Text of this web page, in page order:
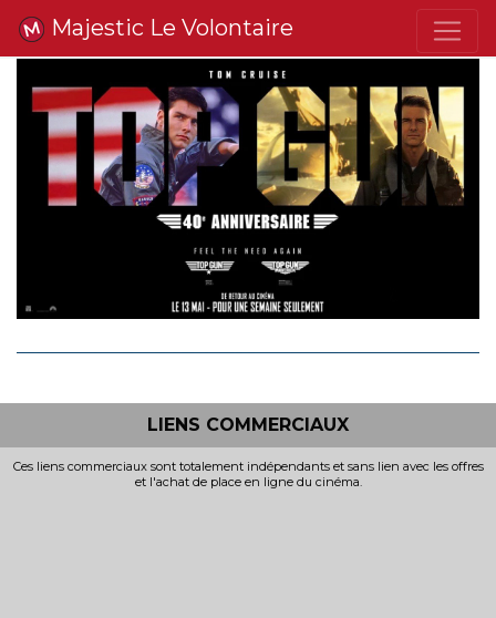
Majestic Le Volontaire
LIENS COMMERCIAUX
Ces liens commerciaux sont totalement indépendants et sans lien avec les offres
et l'achat de place en ligne du cinéma.